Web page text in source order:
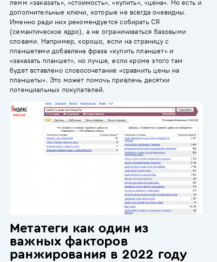
лемм «заказать», «стоимость», «купить», «цена». Но есть и
дополнительные ключи, которые не всегда очевидны.
Именно ради них рекомендуется собирать СЯ
(семантическое ядро), а не ограничиваться базовыми
словами. Например, хорошо, если на страницу с
планшетами добавлена фраза «купить планшет» и
«заказать планшет», но лучше, если кроме этого там
будет вставлено словосочетание «сравнить цены на
планшеты». Это может помочь привлечь десятки
потенциальных покупателей.
Метатеги как один из
важных факторов
ранжирования в 2022 году